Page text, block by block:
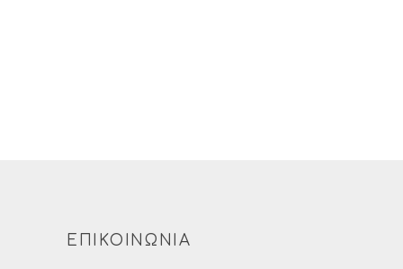
ΕΠΙΚΟΙΝΩΝΙΑ